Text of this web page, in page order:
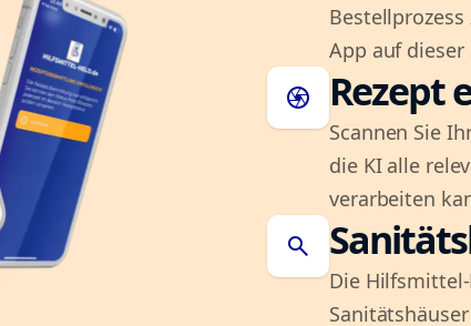
App auf dieser
camera Rezept
Scannen Sie
die KI alle
verarbeiten
search
Die